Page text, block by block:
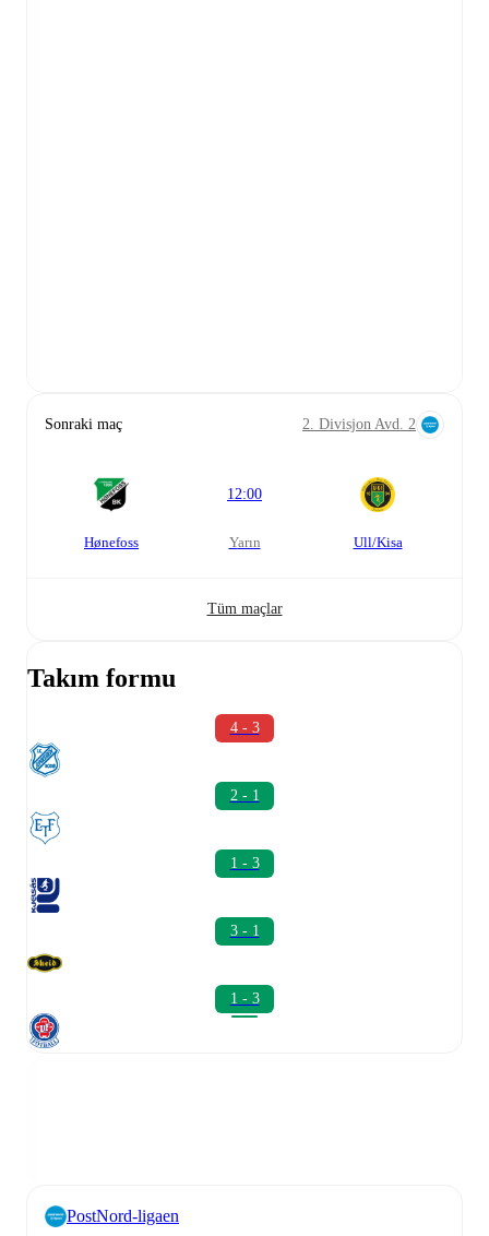
Sonraki maç 2. Divisjon Avd. 2
Hønefoss
12:00
yarın Ull/Kisa
Tüm maçlar
Takım formu
4 - 3
2 - 1
1 - 3
3 - 1
1 - 3
PostNord-ligaen